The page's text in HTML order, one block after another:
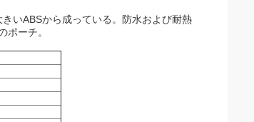
いABSから成っている。防水および耐熱
ポーチ。